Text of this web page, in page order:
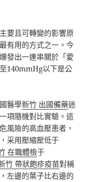
要且可轉變的影響原
有用的方式之一。今
發出一連串關於「愛
140mmHg以下是公
醫學新竹 出國備藥迷
項隨機對比實驗。這
風險的高血壓患者，
采用壓縮壓低于
在職體檢于
竹 帶狀皰疹疫苗對稱
左邊的葉子比右邊的